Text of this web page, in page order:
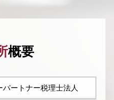
概要
パートナー税理士法人